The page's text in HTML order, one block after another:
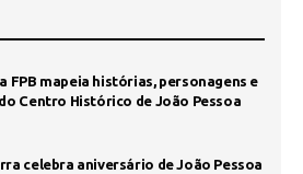
FPB mapeia histórias, personagens e
Centro Histórico de João Pessoa
celebra aniversário de João Pessoa